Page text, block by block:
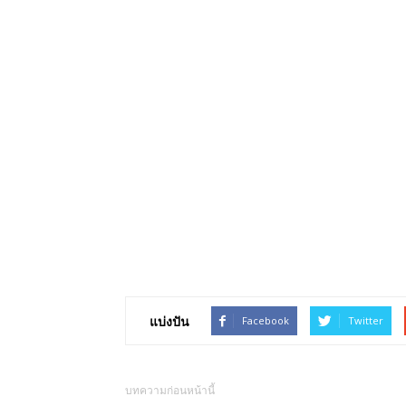
แบ่งปัน Facebook Twitter
บทความก่อนหน้านี้